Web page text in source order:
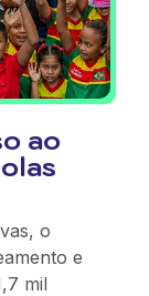
ao
o
e
mil